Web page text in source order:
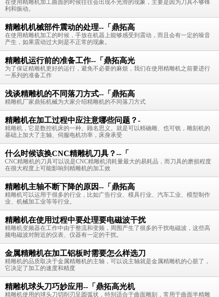
在使用精雕机加工曲面的时候往往会出现不光滑的现象，主要是因为刀具不够锋
利和振动。
精雕机机械部件震动的处理--「鼎拓高
在使用精雕机加工的时候，手放在机器上能够感受到震动，而且会有一定的噪音
产生，如果震动过大则是不正常的现象。
精雕机运行前的准备工作--「鼎拓高光
为了保证精雕机更好的运行，避免不必要的麻烦，我们在使用精雕机之前要进行
一系列的准备工作
浅谈精雕机的不同落刀方式--「鼎拓高
精雕机厂家鼎拓机械为大家介绍精雕机的不同落刀方式
精雕机在加工过程中应注意哪些问题？-
精雕机，它是数控机床的一种。顾名思义。就是可以精确雕、也可铣，雕刻机的
基础上加大了主轴、伺服电机功率，床身承受
什么时候该换CNC精雕机刀具？--「
CNC精雕机的刀具可以说是CNC精雕机消耗量最大的易耗品，而刀具的磨损程度
在很大程度上可能影响到精雕机的加工效
精雕机主轴不断下降的原因--「鼎拓高
精雕机可以运用于很多的行业，比如广告行业、模具行业、汽车工业、模型制作
业、机械加工业等等行业。
精雕机在使用过程中要处理要电磁波干扰
精雕机变频器在工作中由于整流和变频，周围产生了很多的干扰电磁波，这些高
频电磁波对附近的仪表、仪器有一定的干扰。
金属精雕机在加工铝板时需要怎么样选刀
精雕机的品质取决于金属精雕机的主轴，可以说主轴就是金属精雕机的心脏了，
它决定了加工的速度和精度
精雕机球头刀巧妙应用--「鼎拓高光机
精雕机使用的球头刀切削刃呈圆弧状，特别适合于曲面雕刻，常用于曲面半精雕